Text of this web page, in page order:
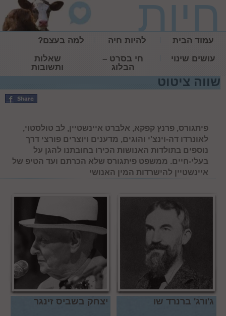
חיות
עמוד הבית להיות חיה
למה בעצם?
עושים שינוי
חי בסרט –
הבלוג
שאלות
ותשובות
שווה ציטוט
פיתגורס, פרנץ קפקא, אלברט איינשטיין, לב טולסטוי,
לאונרדו דה-וינצ'י והוגים, מדענים ויוצרים פורצי דרך
נוספים בתולדות האנושות הכירו בחובתנו להגן על
בעלי-חיים. ממשפט פיתגורס שלא הכרתם ועד הטיפ של
איינשטיין להישרדות המין האנושי
ג'ורג' ברנרד שו יצחק בשביס זינגר